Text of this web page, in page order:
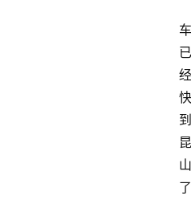
车
已
经
快
到
昆
山
了